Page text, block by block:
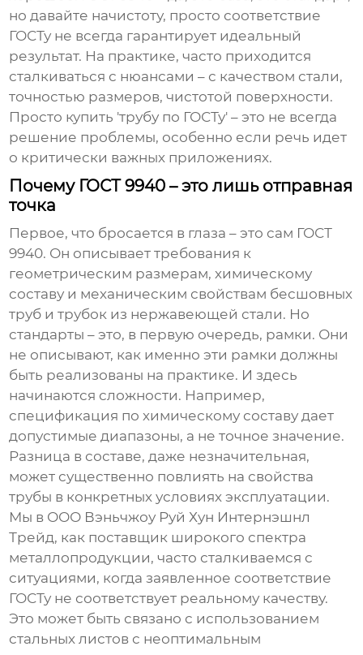
но давайте начистоту, просто соответствие
ГОСТу не всегда гарантирует идеальный
результат. На практике, часто приходится
сталкиваться с нюансами – с качеством стали,
точностью размеров, чистотой поверхности.
Просто купить 'трубу по ГОСТу' – это не всегда
решение проблемы, особенно если речь идет
о критически важных приложениях.
Почему ГОСТ 9940 – это лишь отправная
точка
Первое, что бросается в глаза – это сам ГОСТ
9940. Он описывает требования к
геометрическим размерам, химическому
составу и механическим свойствам бесшовных
труб и трубок из нержавеющей стали. Но
стандарты – это, в первую очередь, рамки. Они
не описывают, как именно эти рамки должны
быть реализованы на практике. И здесь
начинаются сложности. Например,
спецификация по химическому составу дает
допустимые диапазоны, а не точное значение.
Разница в составе, даже незначительная,
может существенно повлиять на свойства
трубы в конкретных условиях эксплуатации.
Мы в ООО Вэньчжоу Руй Хун Интернэшнл
Трейд, как поставщик широкого спектра
металлопродукции, часто сталкиваемся с
ситуациями, когда заявленное соответствие
ГОСТу не соответствует реальному качеству.
Это может быть связано с использованием
стальных листов с неоптимальным